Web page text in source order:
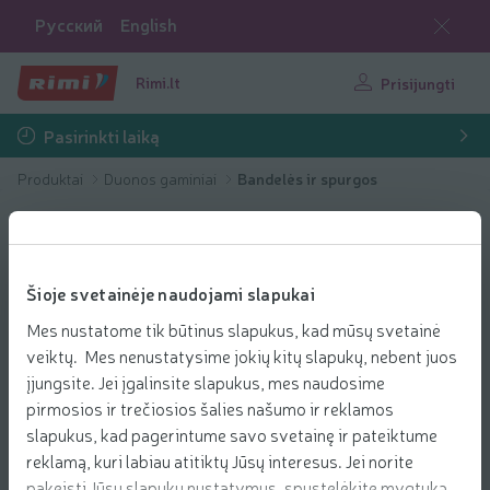
Šioje svetainėje naudojami slapukai
Mes nustatome tik būtinus slapukus, kad mūsų svetainė
veiktų. Mes nenustatysime jokių kitų slapukų, nebent juos
įjungsite. Jei įgalinsite slapukus, mes naudosime
pirmosios ir trečiosios šalies našumo ir reklamos
slapukus, kad pagerintume savo svetainę ir pateiktume
reklamą, kuri labiau atitiktų Jūsų interesus. Jei norite
Русский English
Rimi.lt Prisijungti
Pasirinkti laiką
Produktai Duonos gaminiai Bandelės ir spurgos